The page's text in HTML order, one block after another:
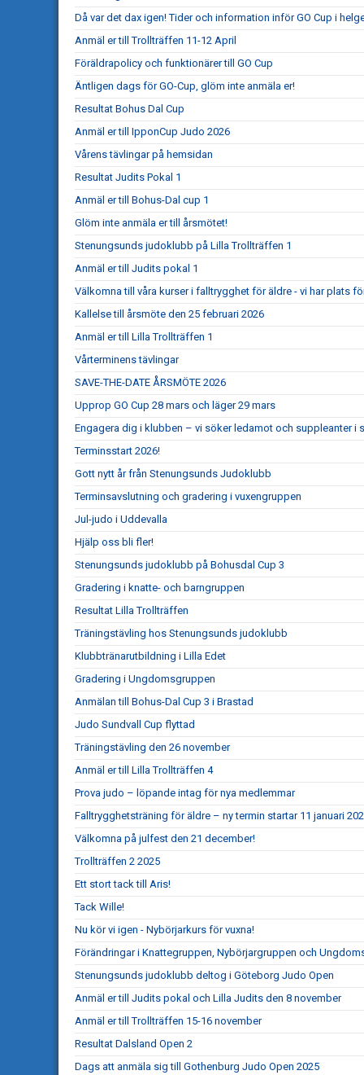
Då var det dax igen! Tider och information inför GO Cup i
Anmäl er till Trollträffen 11-12 April
Föräldrapolicy och funktionärer till GO Cup
Äntligen dags för GO-Cup, glöm inte anmäla er!
Resultat Bohus Dal Cup
Anmäl er till IpponCup Judo 2026
Vårens tävlingar på hemsidan
Resultat Judits Pokal 1
Anmäl er till Bohus-Dal cup 1
Glöm inte anmäla er till årsmötet!
Stenungsunds judoklubb på Lilla Trollträffen 1
Anmäl er till Judits pokal 1
Välkomna till våra kurser i falltrygghet för äldre - vi har plats
Kallelse till årsmöte den 25 februari 2026
Anmäl er till Lilla Trollträffen 1
Vårterminens tävlingar
SAVE-THE-DATE ÅRSMÖTE 2026
Upprop GO Cup 28 mars och läger 29 mars
Engagera dig i klubben – vi söker ledamot och suppleanter i
Terminsstart 2026!
Gott nytt år från Stenungsunds Judoklubb
Terminsavslutning och gradering i vuxengruppen
Jul-judo i Uddevalla
Hjälp oss bli fler!
Stenungsunds judoklubb på Bohusdal Cup 3
Gradering i knatte- och barngruppen
Resultat Lilla Trollträffen
Träningstävling hos Stenungsunds judoklubb
Klubbtränarutbildning i Lilla Edet
Gradering i Ungdomsgruppen
Anmälan till Bohus-Dal Cup 3 i Brastad
Judo Sundvall Cup flyttad
Träningstävling den 26 november
Anmäl er till Lilla Trollträffen 4
Prova judo – löpande intag för nya medlemmar
Falltrygghetsträning för äldre – ny termin startar 11 januari
Välkomna på julfest den 21 december!
Trollträffen 2 2025
Ett stort tack till Aris!
Tack Wille!
Nu kör vi igen - Nybörjarkurs för vuxna!
Förändringar i Knattegruppen, Nybörjargruppen och
Stenungsunds judoklubb deltog i Göteborg Judo Open
Anmäl er till Judits pokal och Lilla Judits den 8 november
Anmäl er till Trollträffen 15-16 november
Resultat Dalsland Open 2
Dags att anmäla sig till Gothenburg Judo Open 2025